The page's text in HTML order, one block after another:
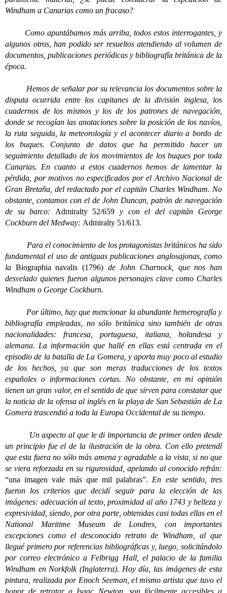
Windham a Canarias como un fracaso?
Como apuntábamos más arriba, todos estos interrogantes, y
algunos otros, han podido ser resueltos atendiendo al volumen de
documentos, publicaciones periódicas y bibliografía británica de la
época.
Hemos de señalar por su relevancia los documentos sobre la
disputa ocurrida entre los capitanes de la división inglesa, los
cuadernos de los mismos y los de los patrones de navegación,
donde se recogían las anotaciones sobre la posición de los navíos,
la ruta seguida, la meteorología y el acontecer diario a bordo de
los buques. Conjunto de datos que ha permitido hacer un
seguimiento detallado de los movimientos de los buques por toda
Canarias. En cuanto a estos cuadernos hemos de lamentar la
pérdida, por motivos no especificados por el Archivo Nacional de
Gran Bretaña, del redactado por el capitán Charles Windham. No
obstante, contamos con el de John Duncan, patrón de navegación
de su barco: Admiralty 52/659 y con el del capitán George
Cockburn del Medway: Admiralty 51/613.
Para el conocimiento de los protagonistas británicos ha sido
fundamental el uso de antiguas publicaciones anglosajonas, como
la Biographia navalis (1796) de John Charnock, que nos han
desvelado quienes fueron algunos personajes clave como Charles
Windham o George Cockburn.
Por último, hay que mencionar la abundante hemerografía y
bibliografía empleadas, no sólo británica sino también de otras
nacionalidades: francesa, portuguesa, italiana, holandesa y
alemana. La información que hallé en ellas está centrada en el
episodio de la batalla de La Gomera, y aporta muy poco al estudio
de los hechos, ya que son meras traducciones de los textos
españoles o informaciones cortas. No obstante, en mi opinión
tienen un gran valor, en el sentido de que sirven para constatar que
la noticia de la ofensa al inglés en la playa de San Sebastián de La
Gomera trascendió a toda la Europa Occidental de su tiempo.
Un aspecto al que le di importancia de primer orden desde
un principio fue el de la ilustración de la obra. Con ello pretendí
que esta fuera no sólo más amena y agradable a la vista, si no que
se viera reforzada en su rigurosidad, apelando al conocido refrán:
“una imagen vale más que mil palabras”. En este sentido, tres
fueron los criterios que decidí seguir para la elección de las
imágenes: adecuación al texto, proximidad al año 1743 y belleza y
expresividad, siendo, por otra parte, obtenidas casi todas ellas en el
National Maritime Museum de Londres, con importantes
excepciones como el desconocido retrato de Windham, al que
llegué primero por referencias bibliográficas y, luego, solicitándolo
por correo electrónico a Felbrigg Hall, el palacio de la familia
Windham en Norkfolk (Inglaterra). Hoy día, las imágenes de esta
pintura, realizada por Enoch Seeman, el mismo artista que tuvo el
honor de retratar a Isaac Newton, son fácilmente accesibles a